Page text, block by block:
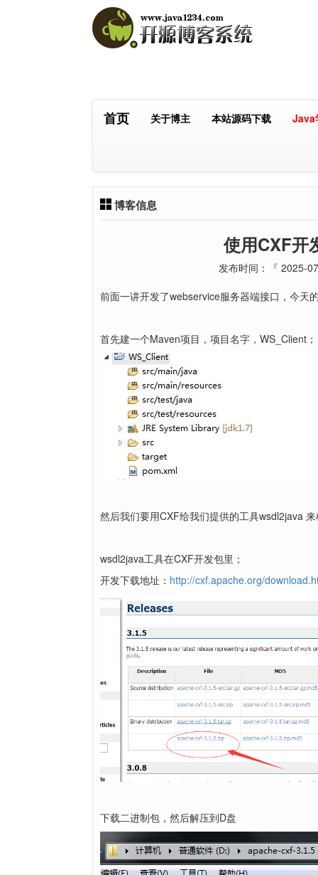
首页 关于博主 本站源码下载 Java
博客信息
使用CXF开
发布时间：『 2025-
前面一讲开发了webservice服务器端接口，今天
首先建一个Maven项目，项目名字，WS_Client；
然后我们要用CXF给我们提供的工具wsdl2java
wsdl2java工具在CXF开发包里；
开发下载地址： http://cxf.apache.org/
下载二进制包，然后解压到D盘